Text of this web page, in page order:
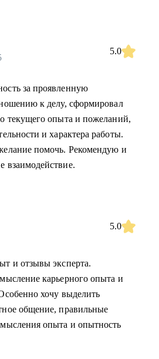
5.0
за проявленную
к делу, сформировал
текущего опыта и пожеланий,
и характера работы.
помочь. Рекомендую и
взаимодействие.
5.0
и отзывы эксперта.
карьерного опыта и
хочу выделить
общение, правильные
опыта и опытность